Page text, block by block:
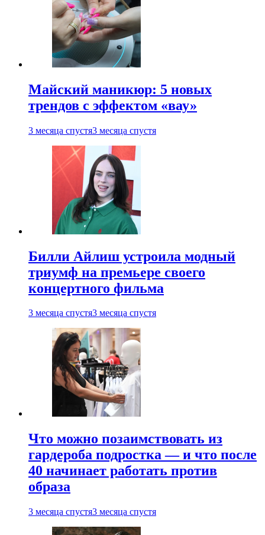
Майский маникюр: 5 новых
трендов с эффектом «вау»
3 месяца спустя3 месяца спустя
Билли Айлиш устроила модный
триумф на премьере своего
концертного фильма
3 месяца спустя3 месяца спустя
Что можно позаимствовать из
гардероба подростка — и что после
40 начинает работать против
образа
3 месяца спустя3 месяца спустя